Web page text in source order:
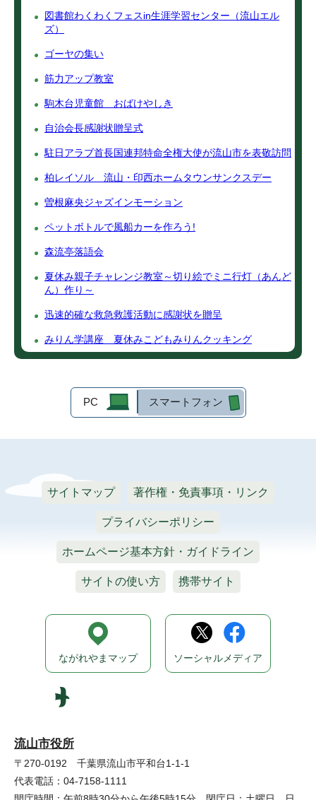
図書館わくわくフェスin生涯学習センター（流山エル
ズ）
ゴーヤの集い
筋力アップ教室
駒木台児童館 おばけやしき
自治会長感謝状贈呈式
駐日アラブ首長国連邦特命全権大使が流山市を表敬訪問
柏レイソル 流山・印西ホームタウンサンクスデー
曽根麻央ジャズインモーション
ペットボトルで風船カーを作ろう!
森流亭落語会
夏休み親子チャレンジ教室～切り絵でミニ行灯（あんど
ん）作り～
迅速的確な救急救護活動に感謝状を贈呈
みりん学講座 夏休みこどもみりんクッキング
PC スマートフォン
サイトマップ 著作権・免責事項・リンク
プライバシーポリシー
ホームページ基本方針・ガイドライン
サイトの使い方 携帯サイト
流山市役所
〒270-0192 千葉県流山市平和台1-1-1
代表電話：04-7158-1111
ながれやまマップ ソーシャルメディア